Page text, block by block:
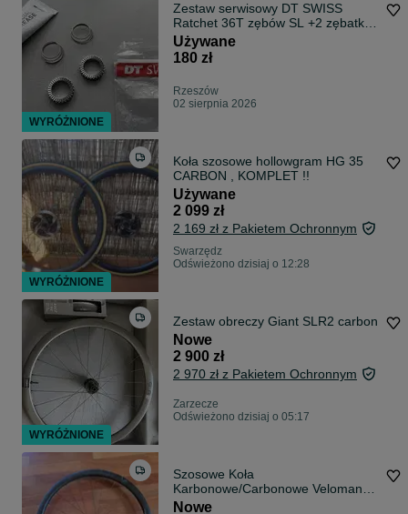
Zestaw serwisowy DT SWISS
Ratchet 36T zębów SL +2 zębatki
+2 sprężynki+smar + worek
Używane
180 zł
Rzeszów
02 sierpnia 2026
Koła szosowe hollowgram HG 35
CARBON , KOMPLET !!
Używane
2 099 zł
2 169 zł z Pakietem Ochronnym
Swarzędz
Odświeżono dzisiaj o 12:28
Zestaw obreczy Giant SLR2 carbon
Nowe
2 900 zł
2 970 zł z Pakietem Ochronnym
Zarzecze
Odświeżono dzisiaj o 05:17
Szosowe Koła
Karbonowe/Carbonowe Veloman
Palladium 33 - Shimano
Nowe
WYRÓŻNIONE
WYRÓŻNIONE
WYRÓŻNIONE